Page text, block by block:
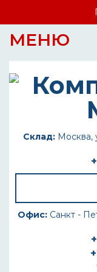
МЕНЮ
Склад:Москва,
Офис: Санкт -